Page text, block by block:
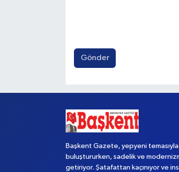
Gönder
Başkent Gazete, yepyeni
buluştururken, sadelik ve
getiriyor. Şatafattan kaçınıyor ve